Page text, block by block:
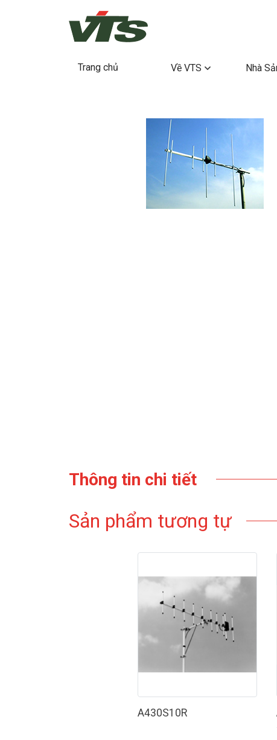
Trang chủ Về VTS Nhà
Thông tin chi tiết
Sản phẩm tương tự
A430S10R